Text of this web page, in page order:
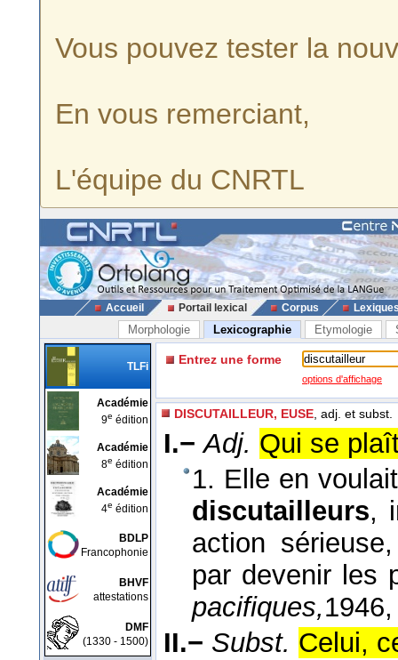
Vous pouvez tester la
En vous remerciant,
L'équipe du CNRTL
Accueil Portail lexical Corpus
Morphologie Lexicographie Etymologie
TLFi
Académie
9e édition
Académie
8e édition
Académie
4e édition
BDLP
Francophonie
BHVF
attestations
DMF
(1330 - 1500)
Entrez une forme
options d'affichage
DISCUTAILLEUR, EUSE , adj. et subst.
I.− Adj. Qui se
1. Elle en
discutailleurs,
action
par devenir les
pacifiques,1946
II.− Subst. Celui,